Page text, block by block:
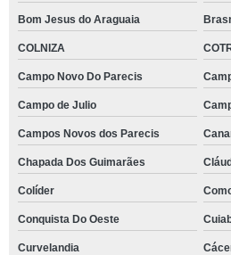
Bom Jesus do Araguaia
COLNIZA
Campo Novo Do Parecis
Campo de Julio
Campos Novos dos Parecis
Chapada Dos Guimarães
Colíder
Conquista Do Oeste
Curvelandia